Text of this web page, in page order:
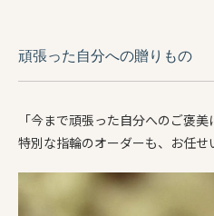
頑張った自分への贈りもの
「今まで頑張った自分へのご褒美
特別な指輪のオーダーも、お任せ